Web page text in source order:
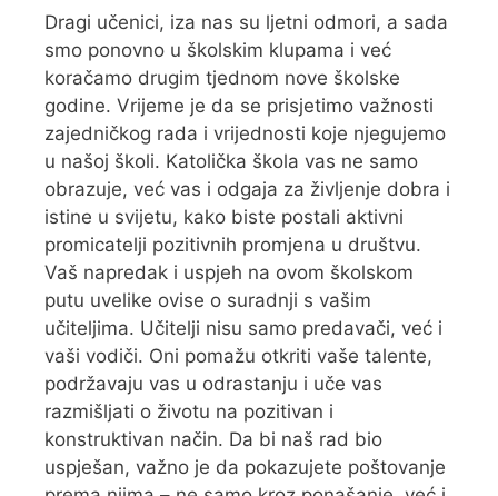
Dragi učenici, iza nas su ljetni odmori, a sada
smo ponovno u školskim klupama i već
koračamo drugim tjednom nove školske
godine. Vrijeme je da se prisjetimo važnosti
zajedničkog rada i vrijednosti koje njegujemo
u našoj školi. Katolička škola vas ne samo
obrazuje, već vas i odgaja za življenje dobra i
istine u svijetu, kako biste postali aktivni
promicatelji pozitivnih promjena u društvu.
Vaš napredak i uspjeh na ovom školskom
putu uvelike ovise o suradnji s vašim
učiteljima. Učitelji nisu samo predavači, već i
vaši vodiči. Oni pomažu otkriti vaše talente,
podržavaju vas u odrastanju i uče vas
razmišljati o životu na pozitivan i
konstruktivan način. Da bi naš rad bio
uspješan, važno je da pokazujete poštovanje